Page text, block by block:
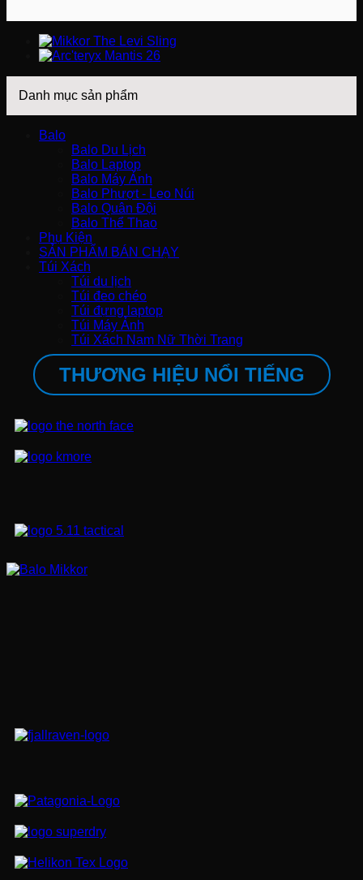
950.000 VND.
Danh mục sản phẩm
Balo
Balo Du Lịch
Balo Laptop
Balo Máy Ảnh
Balo Phượt - Leo Núi
Balo Quân Đội
Balo Thể Thao
Phụ Kiện
SẢN PHẨM BÁN CHẠY
Túi Xách
Túi du lịch
Túi đeo chéo
Túi đựng laptop
Túi Máy Ảnh
Túi Xách Nam Nữ Thời Trang
THƯƠNG HIỆU NỔI TIẾNG